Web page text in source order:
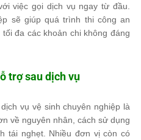
việc gọi dịch vụ ngay từ đầu.
sẽ giúp quá trình thi công an
đa các khoản chi không đáng
trợ sau dịch vụ
vụ vệ sinh chuyên nghiệp là
về nguyên nhân, cách sử dụng
tái nghẹt. Nhiều đơn vị còn có